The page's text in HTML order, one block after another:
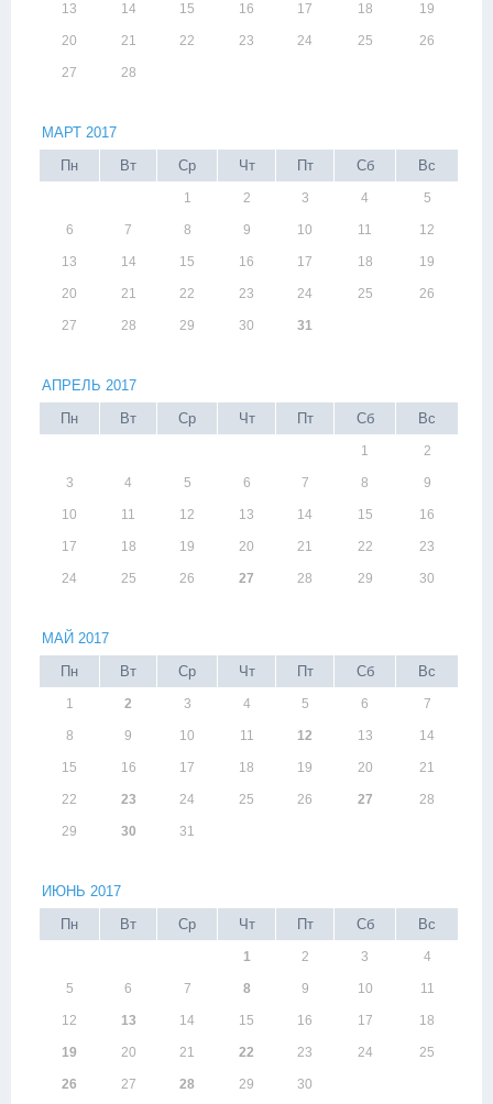
13 14 15 16 17 18 19
20 21 22 23 24 25 26
27 28
МАРТ 2017
Пн
Вт Ср Чт Пт Сб Вс
1 2 3 4 5
6 7 8 9 10 11 12
13 14 15 16 17 18 19
20 21 22 23 24 25 26
27 28 29 30 31
АПРЕЛЬ 2017
Пн
Вт Ср Чт Пт Сб Вс
1 2
3 4 5 6 7 8 9
10 11 12 13 14 15 16
17 18 19 20 21 22 23
24 25 26 27 28 29 30
МАЙ 2017
Пн
Вт Ср Чт Пт Сб Вс
1 2 3 4 5 6 7
8 9 10 11 12 13 14
15 16 17 18 19 20 21
22 23 24 25 26 27 28
29 30 31
ИЮНЬ 2017
Пн
Вт Ср Чт Пт Сб Вс
1 2 3 4
5 6 7 8 9 10 11
12 13 14 15 16 17 18
19 20 21 22 23 24 25
26 27 28 29 30